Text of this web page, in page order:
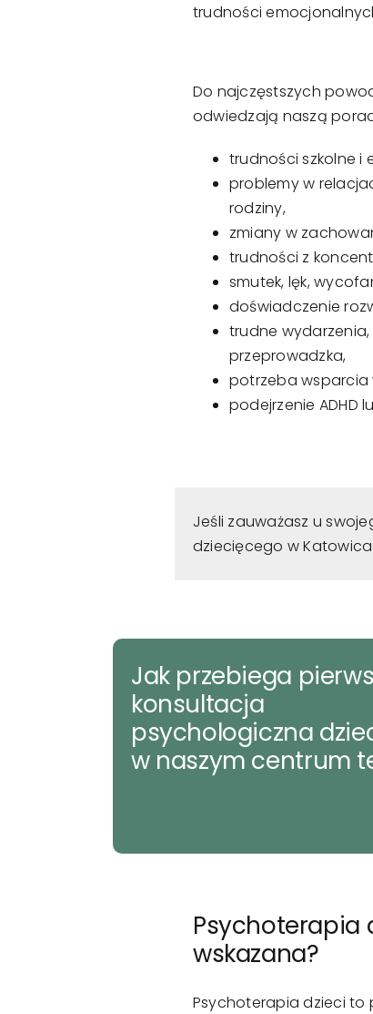
trudności
Do najczęstszych
odwiedzają naszą
trudności szkolne i
problemy w
rodziny,
zmiany w
trudności z
smutek, lęk,
doświadczenie
trudne
przeprowadzka,
potrzeba wsparcia
podejrzenie ADHD
Jeśli zauważasz u
dziecięcego w
Jak przebiega
konsultacja
psychologiczna
w naszym centrum
Psychoterapia
wskazana?
Psychoterapia dzieci to